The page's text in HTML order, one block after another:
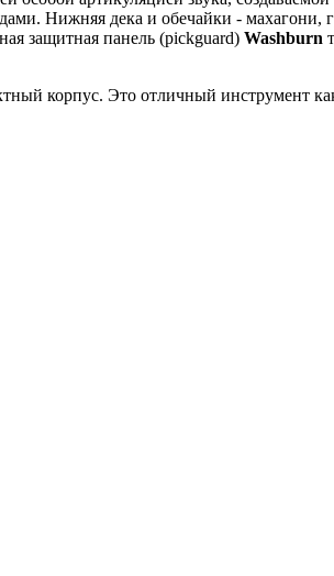
Нижняя дека и обечайки - махагони,
защитная панель (pickguard) Washburn
корпус. Это отличный инструмент